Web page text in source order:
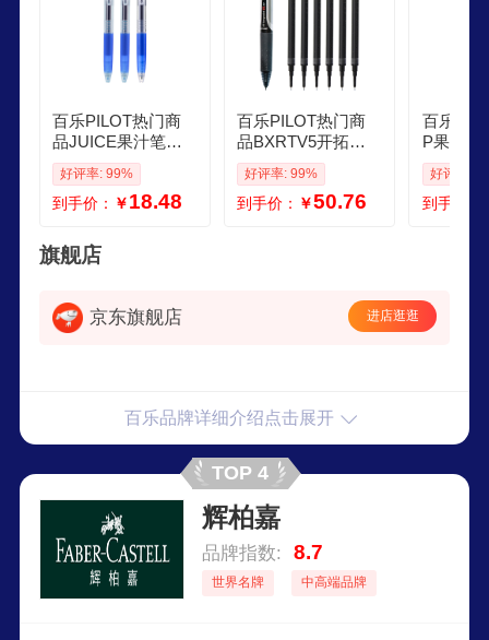
百乐PILOT热门商
品JUICE果汁笔按
动蓝色中性笔高颜
值05签字笔蓝水笔
学生考试刷题办公
好评率: 99%
到手价： ￥18.48
百乐PILOT热门商
品BXRTV5开拓王
按动黑色中性笔05
签字笔商务水笔学
生考试刷题笔文具
好评率: 99%
到手价： ￥50.76
百乐
P果汁笔
性笔
笔学生
高颜值
好评率:
到手价：
旗舰店
京东旗舰店 进店逛逛
百乐品牌详细介绍点击展开
TOP 4
辉柏嘉
品牌指数: 8.7
世界名牌 中高端品牌